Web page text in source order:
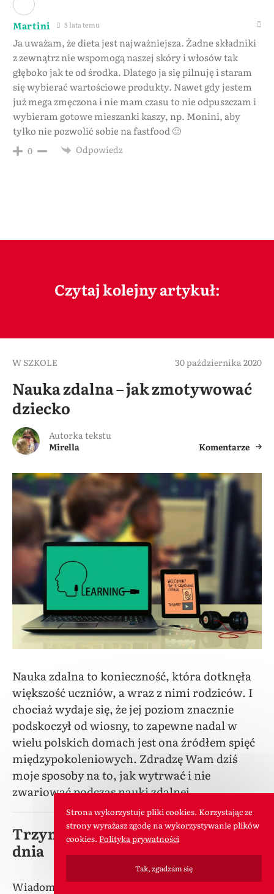
Martini 5 lata temu
Ja uważam, że dieta jest najważniejsza. Żadne składniki
z zewnątrz nie wspomogą naszej skóry i włosów tak
głęboko jak te od środka. Dlatego ja się pilnuję i staram
się wybierać wartościowe produkty. Nawet gdy jestem
już mega zmęczona i nie mam czasu to nie odpuszczam i
wybieram gotowe mieszanki kaszy, np. Monini, aby
tylko nie pozwolić sobie na fastfood 🙂
0 Odpowiedz
Czytaj kolejny artykuł:
W SZKOLE 30 października 2020
Nauka zdalna – jak zmotywować
dziecko
Autorka tekstu
Mirella
Komentarze
Nauka zdalna to konieczność, która dotknęła
większość uczniów, a wraz z nimi rodziców. I
chociaż wydaje się, że jej poziom znacznie
podskoczył od wiosny, to zapewne nadal w
wielu polskich domach jest ona źródłem spięć
międzypokoleniowych. Zdradzę Wam dziś
moje sposoby na to, jak wytrwać i nie
zwariować podczas nauki zdalnej.
Trzymaj się ustalonego rytmu
dnia
Wiadomo – trochę się zmieni, bo poranne pobudki
Strona wykorzystuje pliki cookies. Korzystając ze
strony wyrażasz zgodę na wykorzystywanie plików
cookies. Polityka prywatności
Tak, zgadzam się